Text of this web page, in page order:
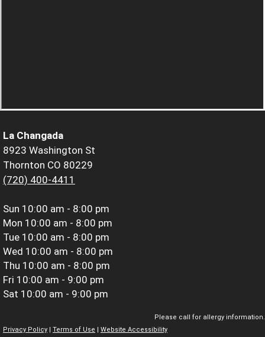
La Changada
8923 Washington St
Thornton CO 80229
(720) 400-4411
Sun 10:00 am - 8:00 pm
Mon 10:00 am - 8:00 pm
Tue 10:00 am - 8:00 pm
Wed 10:00 am - 8:00 pm
Thu 10:00 am - 8:00 pm
Fri 10:00 am - 9:00 pm
Sat 10:00 am - 9:00 pm
Please call for allergy information.
Privacy Policy
Terms of Use Website Accessibility